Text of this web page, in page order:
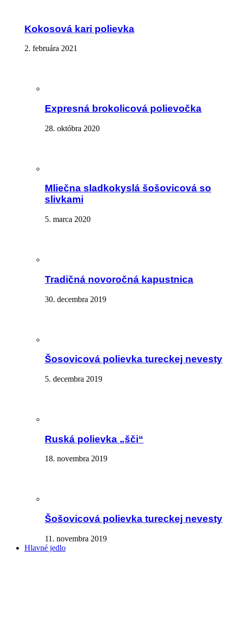
Kokosová kari polievka
2. februára 2021
Expresná brokolicová polievočka
28. októbra 2020
Mliečna sladkokyslá šošovicová so
slivkami
5. marca 2020
Tradičná novoročná kapustnica
30. decembra 2019
Šosovicová polievka tureckej nevesty
5. decembra 2019
Ruská polievka „šči“
18. novembra 2019
Šošovicová polievka tureckej nevesty
11. novembra 2019
Hlavné jedlo